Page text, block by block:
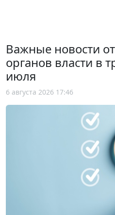
Важные новости
органов власти в
июля
6 августа 2026 17:46